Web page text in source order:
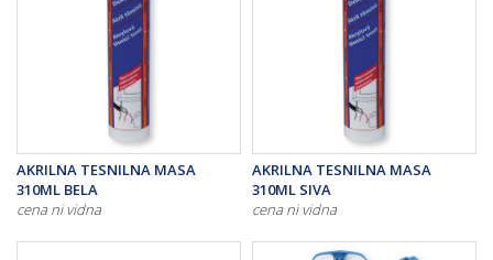
AKRILNA TESNILNA MASA
310ML BELA
cena ni vidna
AKRILNA TESNILNA MASA
310ML SIVA
cena ni vidna